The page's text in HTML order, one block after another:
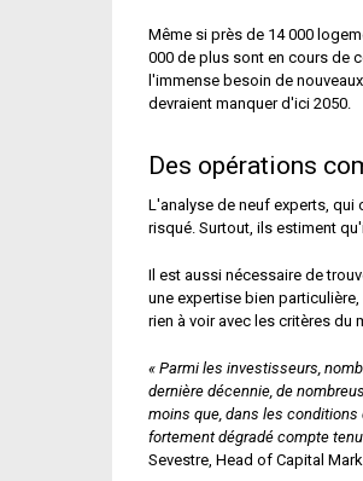
Même si près de 14 000
000 de plus sont en cours de
l'immense besoin de
devraient manquer d'ici 2050.
Des opérations
L'analyse de neuf experts,
risqué. Surtout, ils estiment
Il est aussi nécessaire de
une expertise bien
rien à voir avec les critères du
« Parmi les investisseurs,
dernière décennie, de
moins que, dans les
fortement dégradé compte
Sevestre, Head of Capital